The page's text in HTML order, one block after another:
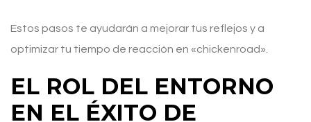
Estos pasos te ayudarán a mejorar tus reflejos y a
optimizar tu tiempo de reacción en «chickenroad».
EL ROL DEL ENTORNO
EN EL ÉXITO DE